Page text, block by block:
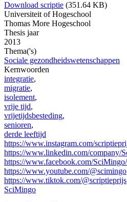
Download scriptie (351.64 KB)
Universiteit of Hogeschool
Thomas More Hogeschool
Thesis jaar
2013
Thema('s)
Sociale gezondheidswetenschappen
Kernwoorden
integratie,
migratie,
isolement,
vrije tijd,
vrijetijdsbesteding,
senioren,
derde leeftijd
https://www.instagram.com/
https://www.linkedin.com/company/
https://www.facebook.com/SciMingo/
https://www.youtube.com/@scimingo
https://www.tiktok.com/@scriptieprijs
SciMingo